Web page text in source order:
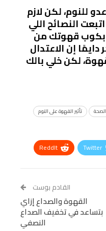
للنوم، لكن لازم
النصائح اللي
بكوب قهوتك من
إن الاعتدال
لكن خلي بالك
الصحة
تأثير القهوة على النوم
Twitter
ReddIt
VK
BlackBerry
Viber
القادم بوست
القهوة والصداع إزاي
بتساعد في تخفيف الصداع
النصفي